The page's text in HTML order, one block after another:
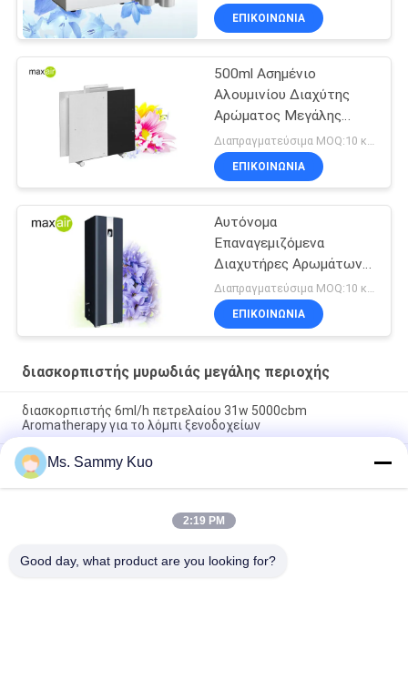
110v ασημένιος
εξωτερικός 4L
ΕΠΙΚΟΙΝΩΝΊΑ
500ml Ασημένιο
Αλουμινίου Διαχύτης
Αρώματος Μεγάλης
Περιοχής
ΕΠΙΚΟΙΝΩΝΊΑ
Αυτόνομα
Επαναγεμιζόμενα
Διαχυτήρες Αρωμάτων
Μεγάλης Έκτασης
Διαπραγματεύσιμα MOQ:10 κομμάτια
ΕΠΙΚΟΙΝΩΝΊΑ
διασκορπιστής μυρωδιάς μεγάλης περιοχής
διασκορπιστής 6ml/h πετρελαίου 31w 5000cbm
Aromatherapy για το λόμπι ξενοδοχείων
διασκορπιστής 31w αρώματος ελέγχου οσμών 5000cbm
6ml/H για το λόμπι ξενοδοχείων
Τοποθετημένος τοίχος διασκορπιστής αρώματος Hvac
ηλεκτρικός, μηχανή διασκορπιστών δωματίων για το λόμπι
Ms. Sammy Kuo
2:19 PM
Good day, what product are you looking for?